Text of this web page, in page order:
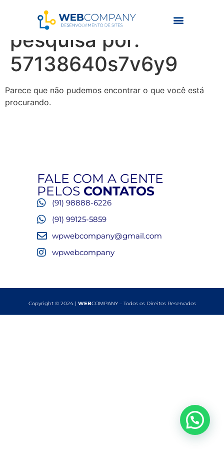
Resultados da
pesquisa por:
57138640s7v6y9
Parece que não pudemos encontrar o que você está
procurando.
FALE COM A GENTE
PELOS CONTATOS
(91) 98888-6226
(91) 99125-5859
wpwebcompany@gmail.com
wpwebcompany
Copyright © 2024 | WEBCOMPANY – Todos os Direitos Reservados